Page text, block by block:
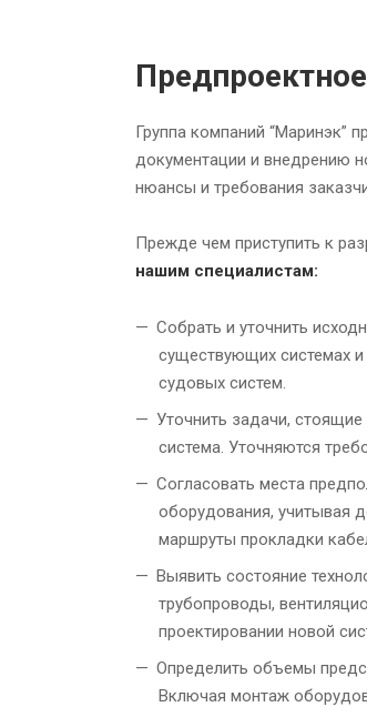
Группа компаний “Маринэк”
документации и внедрению
нюансы и требования
Прежде чем приступить к
нашим специалистам:
Собрать и уточнить
существующих системах
судовых систем.
Уточнить задачи,
система. Уточняются
Согласовать места
оборудования, учитывая
маршруты прокладки
Выявить состояние
трубопроводы,
проектировании новой
Определить объемы
Включая монтаж